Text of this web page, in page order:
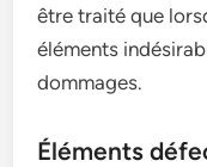
être traité que
éléments
dommages.
Éléments